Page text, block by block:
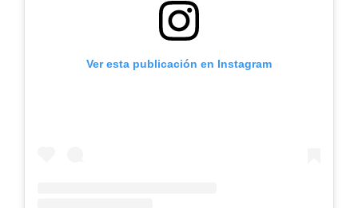
Ver esta publicación en Instagram